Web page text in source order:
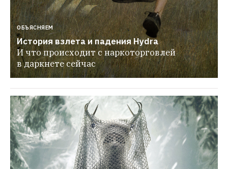
ОБЪЯСНЯЕМ
История взлета и падения Hydra
И что происходит с наркоторговлей
в даркнете сейчас